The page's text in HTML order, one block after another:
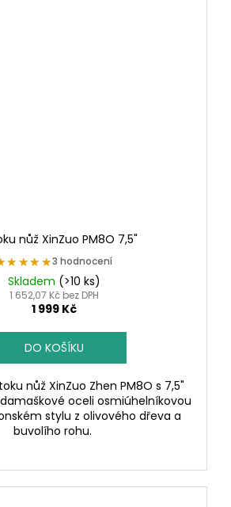
nůž XinZuo PM8O 7,5"
3 hodnocení
Skladem (>10 ks)
1 652,07 Kč bez DPH
1 999 Kč
DO KOŠÍKU
nůž XinZuo Zhen PM8O s 7,5"
oceli osmiúhelníkovou
stylu z olivového dřeva a
buvolího rohu.